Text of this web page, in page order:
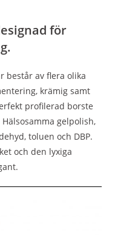
för
består av flera olika
krämig samt
profilerad borste
gelpolish,
toluen och DBP.
och den lyxiga